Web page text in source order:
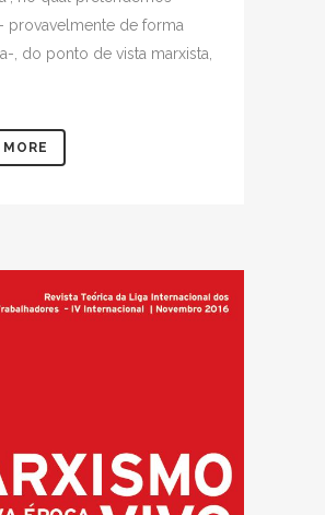
provavelmente de forma
, do ponto de vista marxista,
MORE